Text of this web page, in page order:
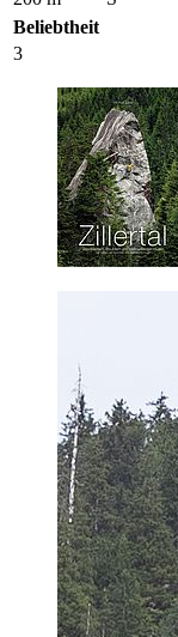
Beliebtheit
3